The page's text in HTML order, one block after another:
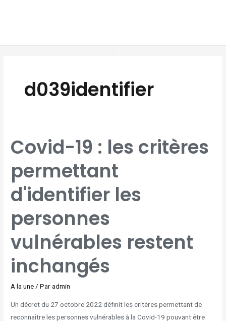
d039identifier
Covid-19 : les critères
permettant
d'identifier les
personnes
vulnérables restent
inchangés
A la une/ Paradmin
Un décret du 27 octobre 2022 définit les critères permettant de
reconnaître les personnes vulnérables à la Covid-19 pouvant être
COVID-
19
:
LES
D'IDENTIFIER
LES
PERSONNES
RESTENT
INCHANGÉS